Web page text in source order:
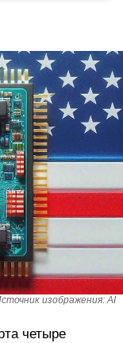
изображения: AI
четыре